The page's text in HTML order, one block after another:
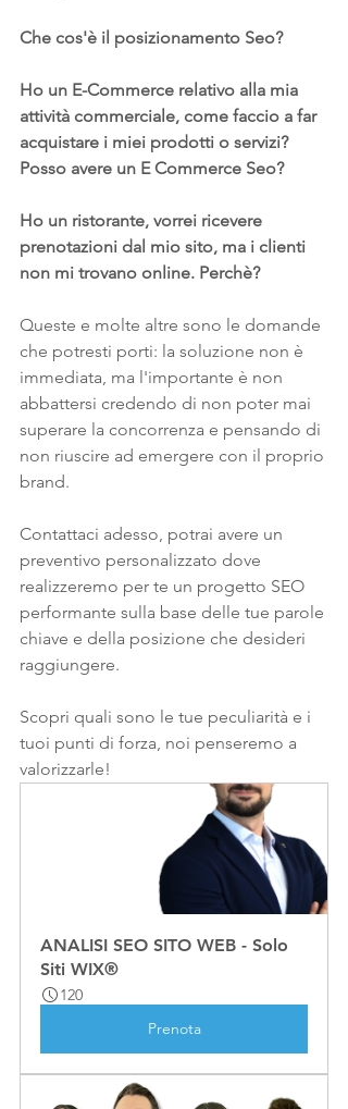
Che cos'è il posizionamento Seo?
Ho un E-Commerce relativo alla mia
attività commerciale, come faccio a far
acquistare i miei prodotti o servizi?
Posso avere un E Commerce Seo?
Ho un ristorante, vorrei ricevere
prenotazioni dal mio sito, ma i clienti
non mi trovano online. Perchè?
Queste e molte altre sono le domande
che potresti porti: la soluzione non è
immediata, ma l'importante è non
abbattersi credendo di non poter mai
superare la concorrenza e pensando di
non riuscire ad emergere con il proprio
brand.
Contattaci adesso, potrai avere un
preventivo personalizzato dove
realizzeremo per te un progetto SEO
performante sulla base delle tue parole
chiave e della posizione che desideri
raggiungere.
Scopri quali sono le tue peculiarità e i
tuoi punti di forza, noi penseremo a
valorizzarle!
ANALISI SEO SITO WEB - Solo
Siti WIX®
120
Prenota